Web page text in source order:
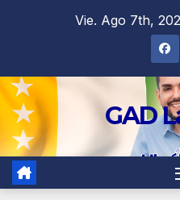
Vie. Ago 7th,
GAD